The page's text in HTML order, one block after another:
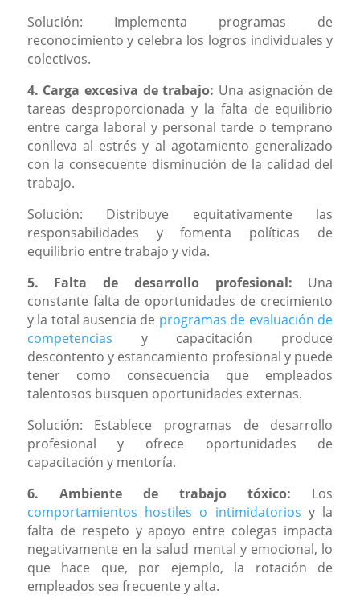
Solución: Implementa programas de
reconocimiento y celebra los logros individuales y
colectivos.
4. Carga excesiva de trabajo: Una asignación de
tareas desproporcionada y la falta de equilibrio
entre carga laboral y personal tarde o temprano
conlleva al estrés y al agotamiento generalizado
con la consecuente disminución de la calidad del
trabajo.
Solución: Distribuye equitativamente las
responsabilidades y fomenta políticas de
equilibrio entre trabajo y vida.
5. Falta de desarrollo profesional: Una
constante falta de oportunidades de crecimiento
y la total ausencia de programas de evaluación de
competencias y capacitación produce
descontento y estancamiento profesional y puede
tener como consecuencia que empleados
talentosos busquen oportunidades externas.
Solución: Establece programas de desarrollo
profesional y ofrece oportunidades de
capacitación y mentoría.
6. Ambiente de trabajo tóxico: Los
comportamientos hostiles o intimidatoriosy la
falta de respeto y apoyo entre colegas impacta
negativamente en la salud mental y emocional, lo
que hace que, por ejemplo, la rotación de
empleados sea frecuente y alta.